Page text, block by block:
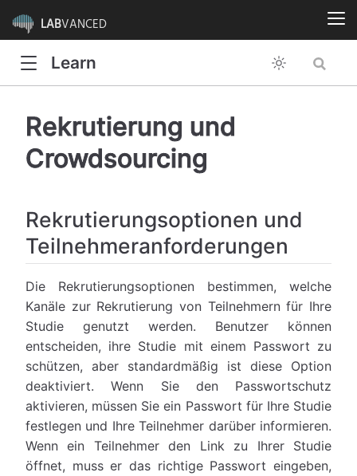
LABVANCED
Learn
Rekrutierung und
Crowdsourcing
Rekrutierungsoptionen und
Teilnehmeranforderungen
Die Rekrutierungsoptionen bestimmen, welche
Kanäle zur Rekrutierung von Teilnehmern für Ihre
Studie genutzt werden. Benutzer können
entscheiden, ihre Studie mit einem Passwort zu
schützen, aber standardmäßig ist diese Option
deaktiviert. Wenn Sie den Passwortschutz
aktivieren, müssen Sie ein Passwort für Ihre Studie
festlegen und Ihre Teilnehmer darüber informieren.
Wenn ein Teilnehmer den Link zu Ihrer Studie
öffnet, muss er das richtige Passwort eingeben,